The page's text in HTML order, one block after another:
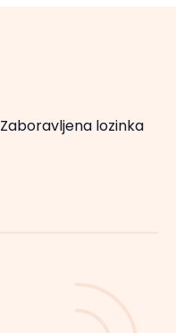
Zaboravljena lozinka